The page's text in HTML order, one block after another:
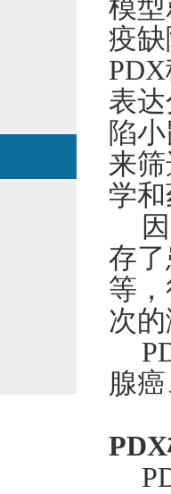
模型
疫
PDX
表
陷
来
学
存
等
次
腺